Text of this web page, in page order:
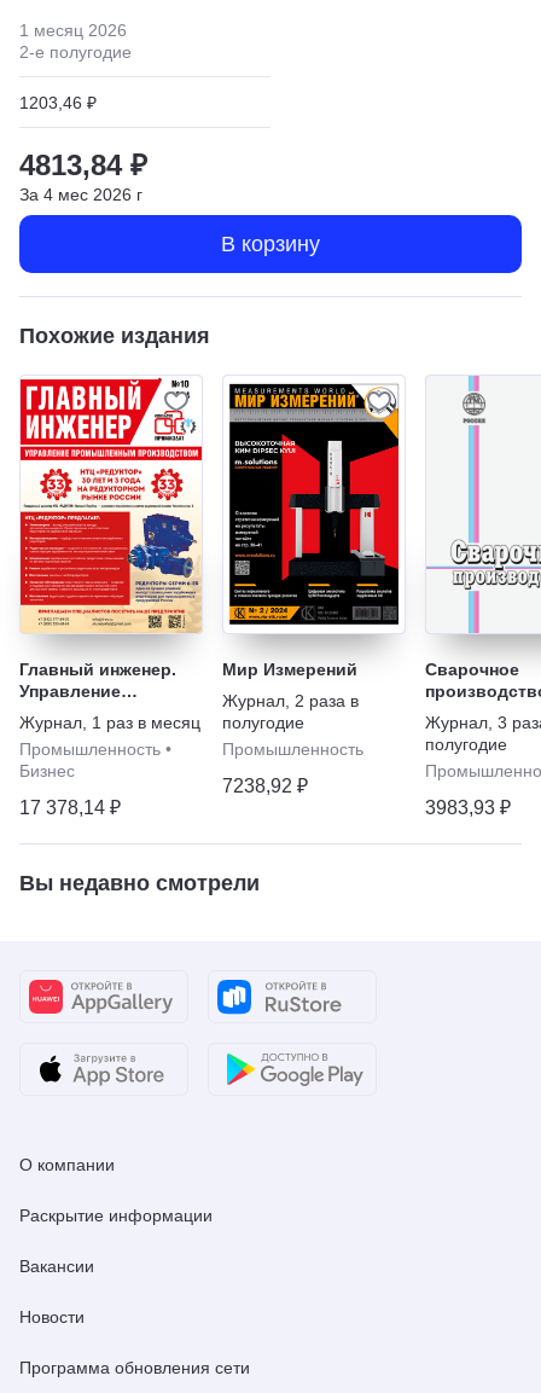
1 месяц 2026
2-е полугодие
1203,46 ₽
4813,84 ₽
За 4 мес 2026 г
В корзину
Похожие издания
Главный инженер.
Управление
промышленным
производством
Журнал 1 раз в месяц
Промышленность •
Бизнес
17 378,14 ₽
Мир Измерений
Журнал 2 раза в
полугодие
Промышленность
7238,92 ₽
Сварочное
Журнал 3
полугодие
3983,93 ₽
Вы недавно смотрели
О компании
Раскрытие информации
Вакансии
Новости
Программа обновления сети